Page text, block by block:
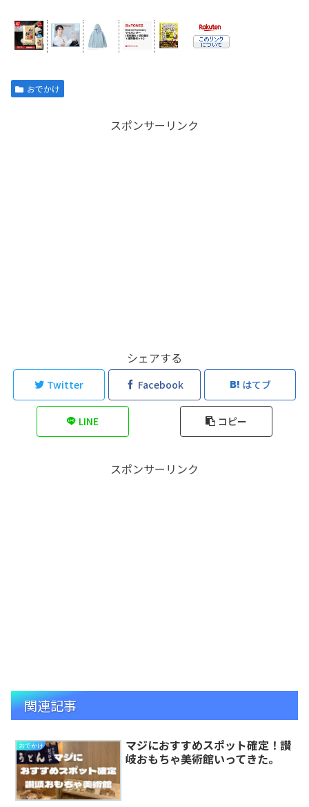
おでかけ
スポンサーリンク
シェアする
Twitter Facebook はてブ
LINE コピー
スポンサーリンク
関連記事
おでかけ
マジにおすすめスポット確定！讃
岐おもちゃ美術館いってきた。